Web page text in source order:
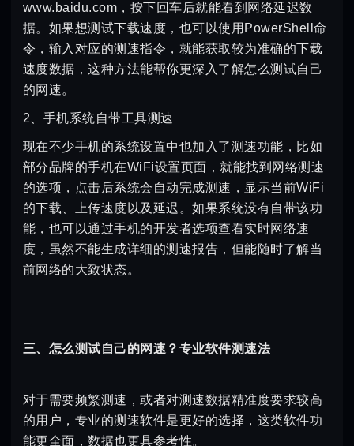
www.baidu.com，按下回车后就能看到网络延迟数
据。如果想测试下载速度，也可以使用PowerShell命
令，输入对应的测速指令，就能获取较为准确的下载
速度数据，这种方法能帮你更深入了解怎么测试自己
的网速。
2、手机系统自带工具测速
现在不少手机的系统设置中也加入了测速功能，比如
部分品牌的手机在WiFi设置页面，就能找到网络测速
的选项，点击后系统会自动完成测速，显示当前WiFi
的下载、上传速度以及延迟。如果系统没有自带该功
能，也可以通过手机的开发者选项查看实时网络速
度，虽然不能生成详细的测速报告，但能随时了解当
前网络的大致状态。
三、怎么测试自己的网速？专业软件测速法
对于需要频繁测速，或者对测速数据精准度要求较高
的用户，专业的测速软件是更好的选择，这类软件功
能更全面，数据也更具参考性。